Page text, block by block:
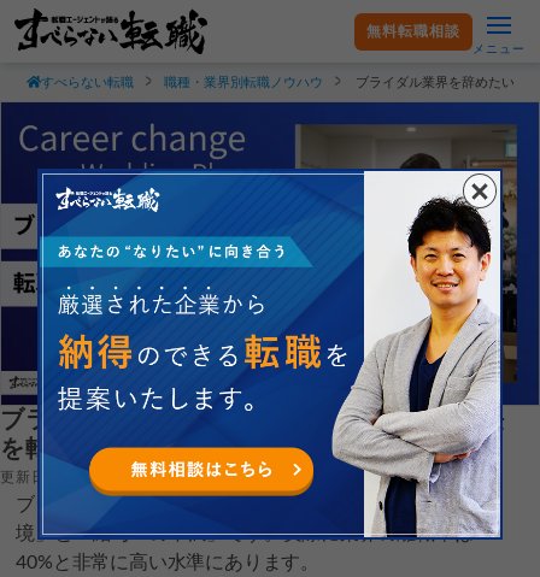
無料転職相談
メニュー
すべらない転職 職種・業界別転職ノウハウ ブライダル業界を辞めたい理
ブライダル業界を辞めたい理由と転職成功法
を転職のプロが徹底解説！
更新日：2025.09.12
ブライダル業界を辞めたい理由で最も多いのは「労働環
境」と「給与への不満」です。実際に業界の離職率は30-
40%と非常に高い水準にあります。